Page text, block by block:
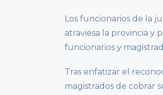
Los funcionarios de la
atraviesa la provincia y
funcionarios y
Tras enfatizar el
magistrados de cobrar